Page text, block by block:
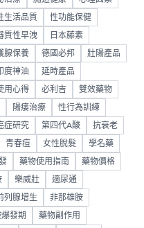
生活品質 性功能保健
質性早洩 日本藤素
腺保養 德國必邦 壯陽產品
度神油 延時產品
用心得 必利吉 雙效藥物
陽痿治療 性行為訓練
症研究 第四代A酸 抗衰老
青春痘 女性脫髮 學名藥
藥物使用指南 藥物價格
樂威壯 適尿通
列腺增生 非那雄胺
發期 藥物副作用